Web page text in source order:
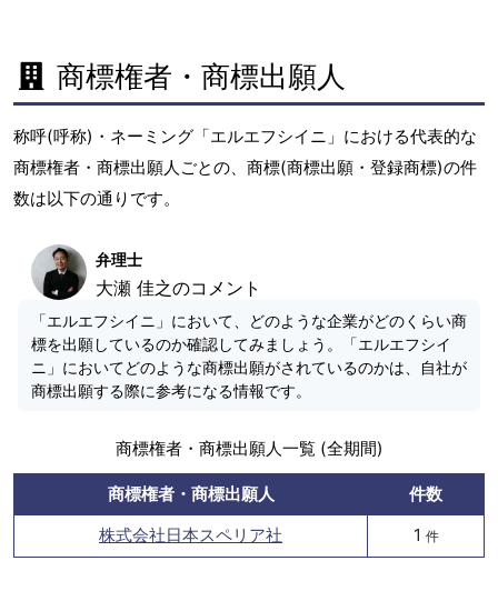
商標権者・商標出願人
称呼(呼称)・ネーミング「エルエフシイニ」における代表的な
商標権者・商標出願人ごとの、商標(商標出願・登録商標)の件
数は以下の通りです。
弁理士
大瀬 佳之のコメント
「エルエフシイニ」において、どのような企業がどのくらい商
標を出願しているのか確認してみましょう。「エルエフシイ
ニ」においてどのような商標出願がされているのかは、自社が
商標出願する際に参考になる情報です。
商標権者・商標出願人一覧 (全期間)
商標権者・商標出願人
件数
株式会社日本スペリア社
1 件